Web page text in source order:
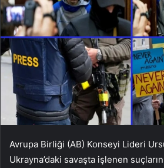
Avrupa Birliği (AB) Konseyi Lideri
Ukrayna’daki savaşta işlenen